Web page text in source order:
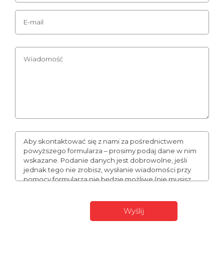
Aby skontaktować się z nami za pośrednictwem
powyższego formularza – prosimy podaj dane w nim
wskazane. Podanie danych jest dobrowolne, jeśli
jednak tego nie zrobisz, wysłanie wiadomości przy
pomocy formularza nie będzie możliwe (nie musisz
dane mogą stanowić Twoje dane osobowe. W takim
wypadku administratorem Twoich danych